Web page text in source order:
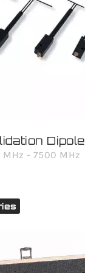
Dipole
MHz - 7500 MHz